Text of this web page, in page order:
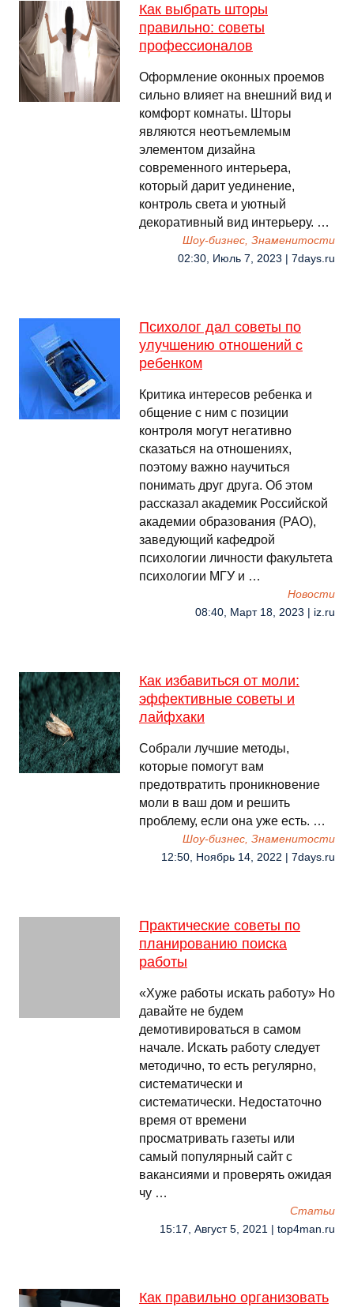
Как выбрать шторы
правильно: советы
профессионалов
Оформление оконных проемов
сильно влияет на внешний вид и
комфорт комнаты. Шторы
являются неотъемлемым
элементом дизайна
современного интерьера,
который дарит уединение,
контроль света и уютный
декоративный вид интерьеру. …
Шоу-бизнес, Знаменитости
02:30, Июль 7, 2023 | 7days.ru
Психолог дал советы по
улучшению отношений с
ребенком
Критика интересов ребенка и
общение с ним с позиции
контроля могут негативно
сказаться на отношениях,
поэтому важно научиться
понимать друг друга. Об этом
рассказал академик Российской
академии образования (РАО),
заведующий кафедрой
психологии личности факультета
психологии МГУ и …
Новости
08:40, Март 18, 2023 | iz.ru
Как избавиться от моли:
эффективные советы и
лайфхаки
Собрали лучшие методы,
которые помогут вам
предотвратить проникновение
моли в ваш дом и решить
проблему, если она уже есть. …
Шоу-бизнес, Знаменитости
12:50, Ноябрь 14, 2022 | 7days.ru
Практические советы по
планированию поиска
работы
«Хуже работы искать работу» Но
давайте не будем
демотивироваться в самом
начале. Искать работу следует
методично, то есть регулярно,
систематически и
систематически. Недостаточно
время от времени
просматривать газеты или
самый популярный сайт с
вакансиями и проверять ожидая
чу …
Cтатьи
15:17, Август 5, 2021 | top4man.ru
Как правильно организовать